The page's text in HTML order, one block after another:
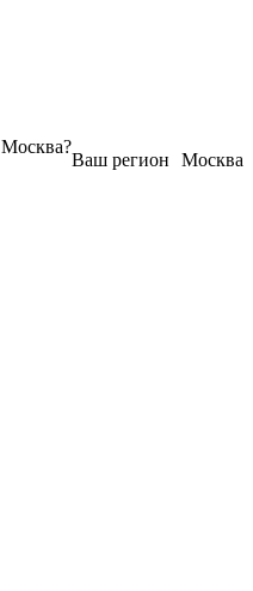
Москва
Ваш регион
Москва?